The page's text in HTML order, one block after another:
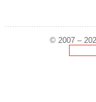
© 2007 –